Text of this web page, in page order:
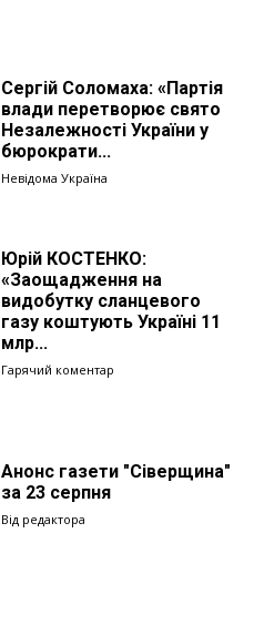
Сергій Соломаха: «Партія
влади перетворює свято
Незалежності України у
бюрократи...
Невідома Україна
Юрій КОСТЕНКО:
«Заощадження на
видобутку сланцевого
газу коштують Україні 11
млр...
Гарячий коментар
Анонс газети "Сіверщина"
за 23 серпня
Від редактора